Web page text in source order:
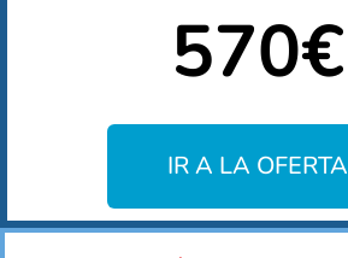
570€
IR A LA OFERTA